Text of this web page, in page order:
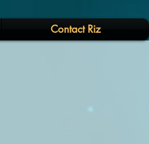
Contact Riz